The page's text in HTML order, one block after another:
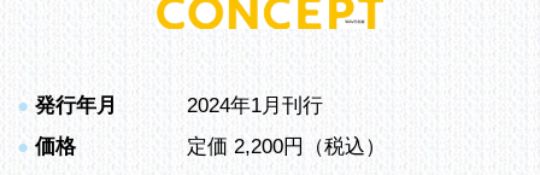
● 発行年月
2024年1月刊行
● 価格
定価 2,200円（税込）